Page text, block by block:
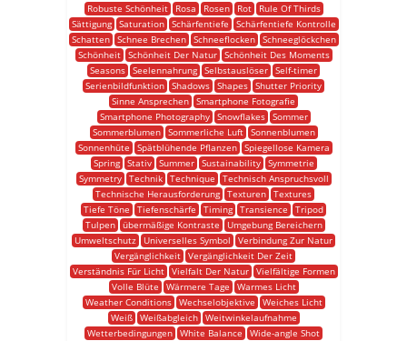
Robuste Schönheit
Rosa Rosen Rot
Rule Of Thirds
Sättigung
Saturation Schärfentiefe
Schärfentiefe Kontrolle
Schatten
Schnee Brechen Schneeflocken
Schneeglöckchen
Schönheit
Schönheit Der Natur
Schönheit Des Moments
Seasons Seelennahrung Selbstauslöser Self-timer
Serienbildfunktion Shadows Shapes Shutter Priority
Sinne Ansprechen Smartphone Fotografie
Smartphone Photography
Snowflakes
Sommer
Sommerblumen
Sommerliche Luft
Sonnenblumen
Sonnenhüte
Spätblühende Pflanzen
Spiegellose Kamera
Spring
Stativ Summer Sustainability
Symmetrie
Symmetry
Technik Technique
Technisch Anspruchsvoll
Technische Herausforderung Texturen Textures
Tiefe Töne
Tiefenschärfe Timing Transience
Tripod
Tulpen
übermäßige Kontraste
Umgebung Bereichern
Umweltschutz
Universelles Symbol
Verbindung Zur Natur
Vergänglichkeit Vergänglichkeit Der Zeit
Verständnis Für Licht
Vielfalt Der Natur
Vielfältige Formen
Volle Blüte
Wärmere Tage
Warmes Licht
Weather Conditions
Wechselobjektive
Weiches Licht
Weiß
Weißabgleich
Weitwinkelaufnahme
Wetterbedingungen White Balance
Wide-angle Shot